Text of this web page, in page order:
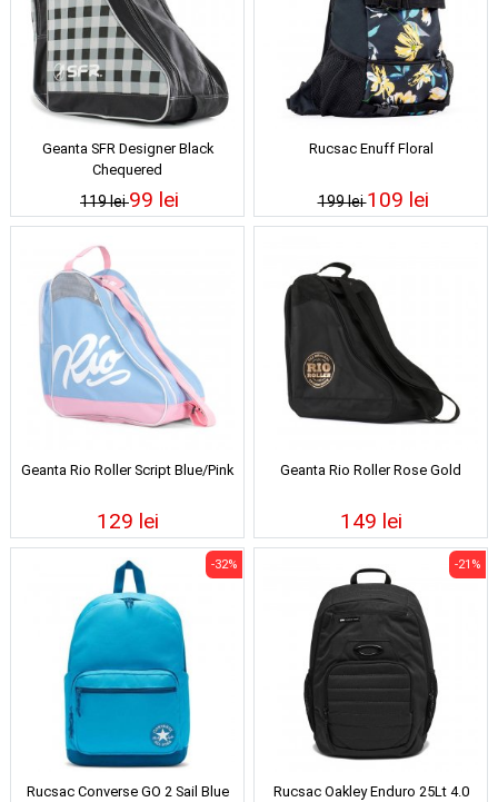
Geanta SFR Designer Black
Chequered
119 lei99 lei
Rucsac Enuff Floral
199 lei109 lei
Geanta Rio Roller Script Blue/Pink
129 lei
Geanta Rio Roller Rose Gold
149 lei
Rucsac Converse GO 2 Sail Blue
-32%
Rucsac Oakley Enduro 25Lt 4.0
-21%